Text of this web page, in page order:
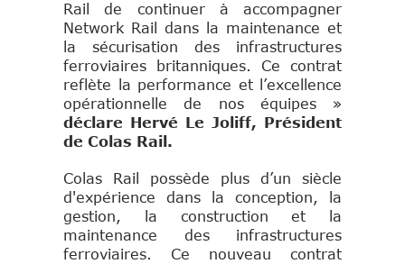
Rail de continuer à accompagner
Network Rail dans la maintenance et
la sécurisation des infrastructures
ferroviaires britanniques. Ce contrat
reflète la performance et l’excellence
opérationnelle de nos équipes »
déclare Hervé Le Joliff, Président
de Colas Rail.
Colas Rail possède plus d’un siècle
d'expérience dans la conception, la
gestion, la construction et la
maintenance des infrastructures
ferroviaires. Ce nouveau contrat